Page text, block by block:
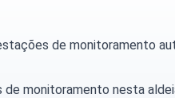
de monitoramento
monitoramento nesta